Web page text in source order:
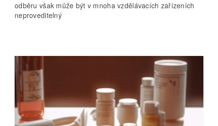
odběru však může být v mnoha vzdělávacích zařízeních
neproveditelný